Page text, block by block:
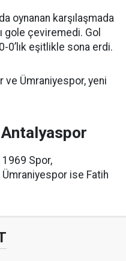
oynanan karşılaşmada
gole çeviremedi. Gol
0’lık eşitlikle sona erdi.
ve Ümraniyespor, yeni
Spor,
ise Fatih